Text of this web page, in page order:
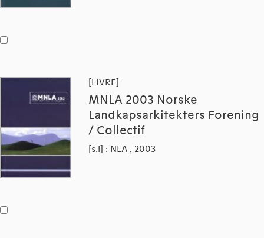
[LIVRE]
MNLA 2003 Norske
Landkapsarkitekters Forening
/ Collectif
[s.l] : NLA , 2003